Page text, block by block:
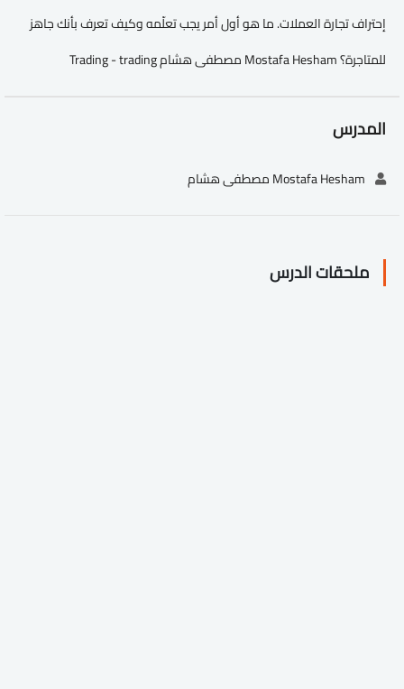
إحتراف تجارة العملات. ما هو أول أمر يجب تعلّمه وكيف تعرف بأنك جاهز
للمتاجرة؟ Mostafa Hesham مصطفى هشام Trading - trading
المدرس
ملحقات الدرس